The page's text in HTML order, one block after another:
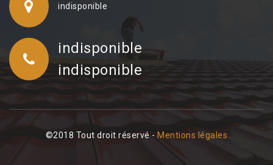
indisponible
indisponible
indisponible
©2018 Tout droit réservé - Mentions légales